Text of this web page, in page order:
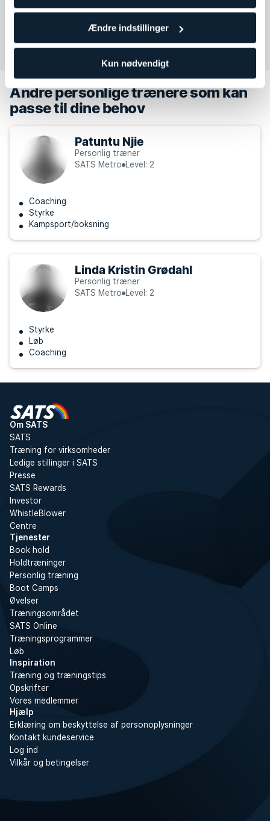
Ændre indstillinger
Kun nødvendigt
Andre personlige trænere som kan
passe til dine behov
Patuntu Njie
Personlig træner
SATS Metro
Level: 2
Coaching
Styrke
Kampsport/boksning
Linda Kristin Grødahl
Personlig træner
SATS Metro
Level: 2
Styrke
Løb
Coaching
Om SATS
SATS
Træning for virksomheder
Ledige stillinger i SATS
Presse
SATS Rewards
Investor
WhistleBlower
Centre
Tjenester
Book hold
Holdtræninger
Personlig træning
Boot Camps
Øvelser
Træningsområdet
SATS Online
Træningsprogrammer
Løb
Inspiration
Træning og træningstips
Opskrifter
Vores medlemmer
Hjælp
Erklæring om beskyttelse af personoplysninger
Kontakt kundeservice
Log ind
Vilkår og betingelser